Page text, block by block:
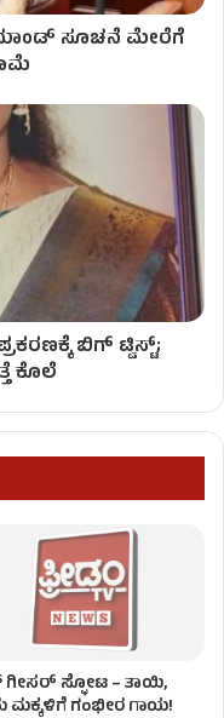
ಸೂಚನೆ ಮೇರೆಗೆ
ಬಿಗ್​ ಟ್ವಿಸ್ಟ್;
ಕೊಲೆ
ಗೀಸರ್​​ ಸ್ಫೋಟ – ತಾಯಿ,
ಮಕ್ಕಳಿಗೆ ಗಂಭೀರ ಗಾಯ!